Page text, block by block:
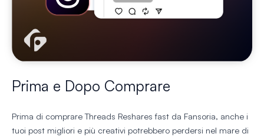
Prima e Dopo Comprare
Prima di comprare Threads Reshares fast da Fansoria, anche i
tuoi post migliori e più creativi potrebbero perdersi nel mare di